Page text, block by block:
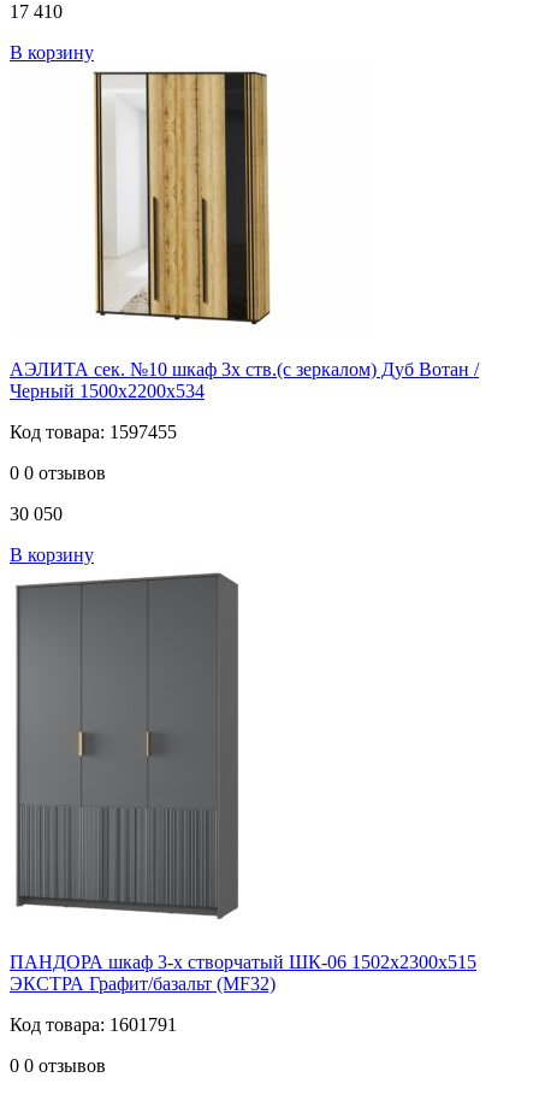
17 410
В корзину
АЭЛИТА сек. №10 шкаф 3х ств.(с зеркалом) Дуб Вотан /
Черный 1500х2200х534
Код товара: 1597455
0 0 отзывов
30 050
В корзину
ПАНДОРА шкаф 3-х створчатый ШК-06 1502х2300х515
ЭКСТРА Графит/базальт (MF32)
Код товара: 1601791
0 0 отзывов